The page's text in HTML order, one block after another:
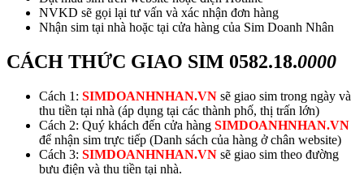
NVKD sẽ gọi lại tư vấn và xác nhận đơn hàng
Nhận sim tại nhà hoặc tại cửa hàng của Sim Doanh Nhân
CÁCH THỨC GIAO SIM 0582.18.0000
Cách 1: SIMDOANHNHAN.VN sẽ giao sim trong ngày và
thu tiền tại nhà (áp dụng tại các thành phố, thị trấn lớn)
Cách 2: Quý khách đến cửa hàng SIMDOANHNHAN.VN
để nhận sim trực tiếp (Danh sách của hàng ở chân website)
Cách 3: SIMDOANHNHAN.VN sẽ giao sim theo đường
bưu điện và thu tiền tại nhà.